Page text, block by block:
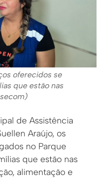
oferecidos se
que estão nas
de Assistência
Araújo, os
no Parque
que estão nas
alimentação e